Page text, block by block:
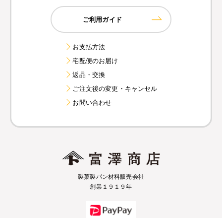
ご利用ガイド
お支払方法
宅配便のお届け
返品・交換
ご注文後の変更・キャンセル
お問い合わせ
製菓製パン材料販売会社
創業１９１９年